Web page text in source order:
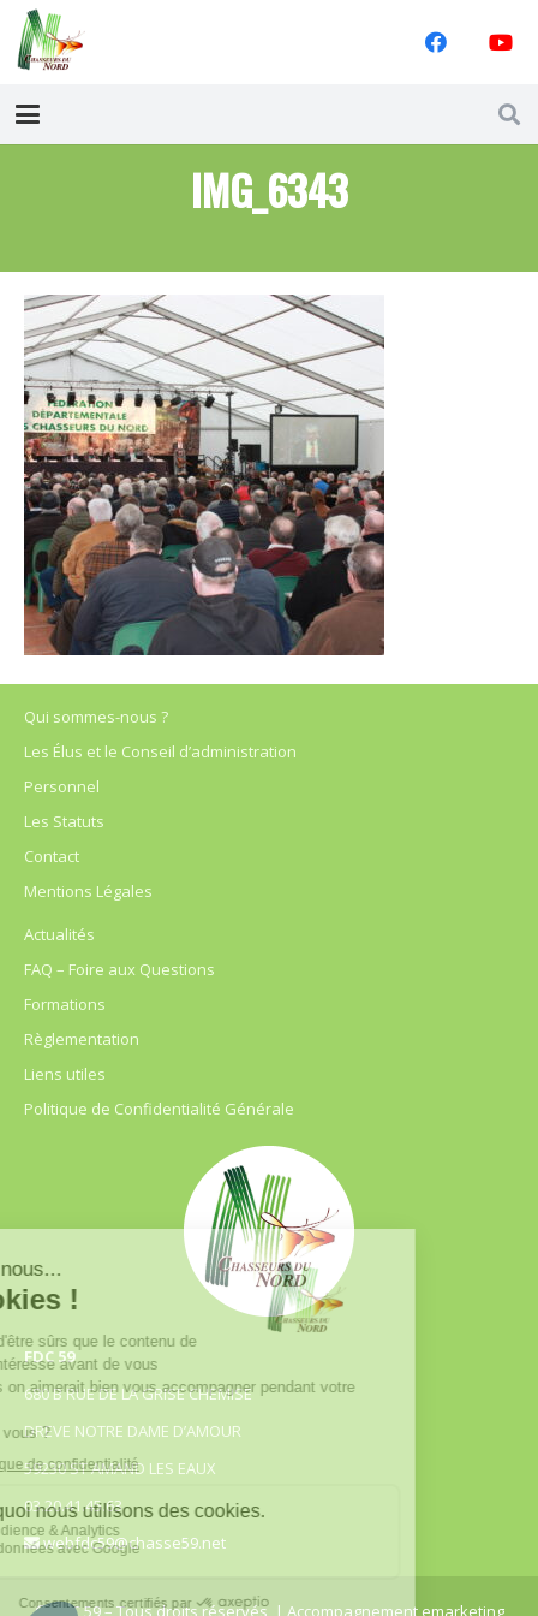
IMG_6343
Qui sommes-nous ?
Les Élus et le Conseil d’administration
Personnel
Les Statuts
Contact
Mentions Légales
Actualités
FAQ – Foire aux Questions
Formations
Règlementation
Liens utiles
Politique de Confidentialité Générale
FDC 59
680 B RUE DE LA GRISE CHEMISE
DREVE NOTRE DAME D’AMOUR
59230 ST AMAND LES EAUX
03.20.41.45.63
webfdc59@chasse59.net
© FDC 59 – Tous droits réservés | Accompagnement emarketing